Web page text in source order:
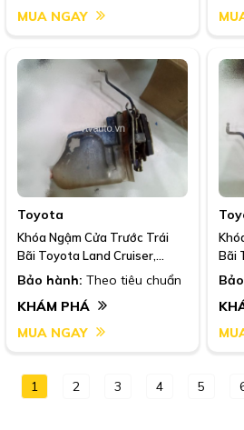
MUA NGAY
Toyota
Khóa Ngậm Cửa Trước Trái
Bãi Toyota Land Cruiser,
1991-2007
Bảo hành: Theo tiêu chuẩn
KHÁM PHÁ
MUA NGAY
Bãi
1 2 3 4 5